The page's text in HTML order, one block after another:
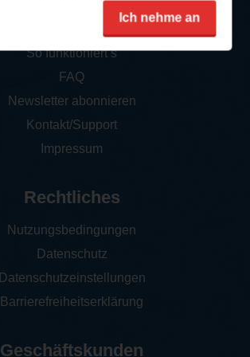
Ich nehme an
So funktioniert‘s
FAQ
Newsletter abonnieren
Kontakt/Support
Impressum
Rechtliches
Nutzungsbedingungen
Datenschutz
Datenschutzeinstellungen
Barrierefreiheitserklärung
Geschäftskunden